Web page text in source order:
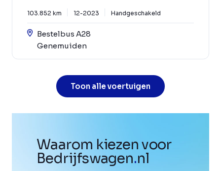
103.852 km 12-2023 Handgeschakeld
Bestelbus A28
Genemuiden
Toon alle voertuigen
Waarom kiezen voor
Bedrijfswagen.nl